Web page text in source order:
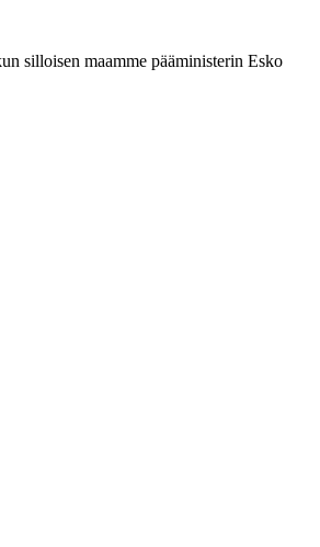
silloisen maamme pääministerin Esko